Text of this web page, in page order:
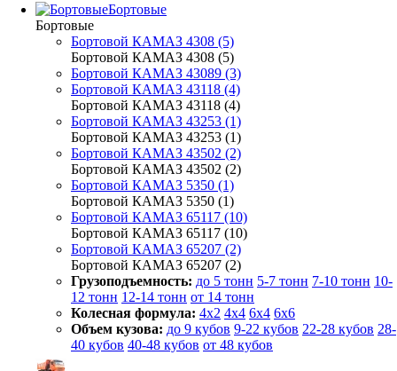
Бортовые
Бортовые
Бортовой КАМАЗ 4308 (5)
Бортовой КАМАЗ 4308 (5)
Бортовой КАМАЗ 43089 (3)
Бортовой КАМАЗ 43118 (4)
Бортовой КАМАЗ 43118 (4)
Бортовой КАМАЗ 43253 (1)
Бортовой КАМАЗ 43253 (1)
Бортовой КАМАЗ 43502 (2)
Бортовой КАМАЗ 43502 (2)
Бортовой КАМАЗ 5350 (1)
Бортовой КАМАЗ 5350 (1)
Бортовой КАМАЗ 65117 (10)
Бортовой КАМАЗ 65117 (10)
Бортовой КАМАЗ 65207 (2)
Бортовой КАМАЗ 65207 (2)
Грузоподъемность: до 5 тонн 5-7 тонн 7-10 тонн 10-
12 тонн 12-14 тонн от 14 тонн
Колесная формула: 4x2 4x4 6x4 6x6
Объем кузова: до 9 кубов 9-22 кубов 22-28 кубов 28-
40 кубов 40-48 кубов от 48 кубов